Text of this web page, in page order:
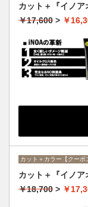
カット＋『イノ
￥17,600 > ￥
カット＋カラー【クーポ
カット＋『イノ
￥18,700 > ￥